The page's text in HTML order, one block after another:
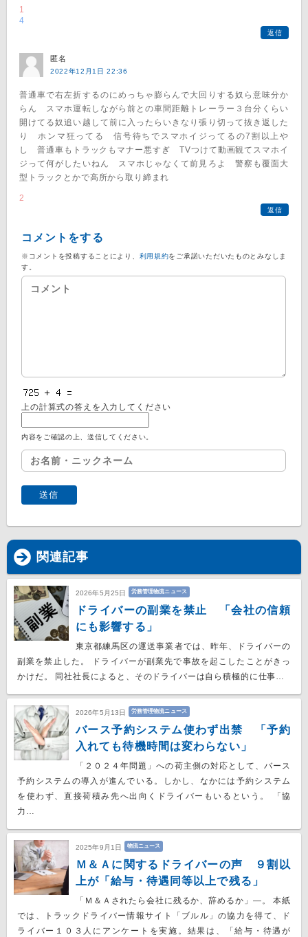
1
4
返信
匿名
2022年12月1日 22:36
普通車で右左折するのにめっちゃ膨らんで大回りする奴ら意味分か
らん スマホ運転しながら前との車間距離トレーラー３台分くらい
開けてる奴追い越して前に入ったらいきなり張り切って抜き返した
り ホンマ狂ってる 信号待ちでスマホイジってるの7割以上や
し 普通車もトラックもマナー悪すぎ TVつけて動画観てスマホイ
ジって何がしたいねん スマホじゃなくて前見ろよ 警察も覆面大
型トラックとかで高所から取り締まれ
2
返信
コメントをする
※コメントを投稿することにより、 利用規約をご承諾いただいたものとみなしま
す。
上の計算式の答えを入力してください
内容をご確認の上、送信してください。
関連記事
2026年5月25日 労務管理物流ニュース
ドライバーの副業を禁止 「会社の信頼
にも影響する」
東京都練馬区の運送事業者では、昨年、ドライバーの
副業を禁止した。 ドライバーが副業先で事故を起こしたことがきっ
かけだ。 同社社長によると、そのドライバーは自ら積極的に仕事…
2026年5月13日 労務管理物流ニュース
バース予約システム使わず出禁 「予約
入れても待機時間は変わらない」
「２０２４年問題」への荷主側の対応として、バース
予約システムの導入が進んでいる。しかし、なかには予約システム
を使わず、直接荷積み先へ出向くドライバーもいるという。 「協
力…
2025年9月1日 物流ニュース
Ｍ＆Ａに関するドライバーの声 ９割以
上が「給与・待遇同等以上で残る」
「Ｍ＆Ａされたら会社に残るか、辞めるか」―。 本紙
では、トラックドライバー情報サイト「ブルル」の協力を得て、ド
ライバー１０３人にアンケートを実施。結果は、「給与・待遇が